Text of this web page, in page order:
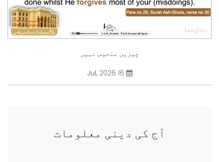
چیزیں منحوس نہیں
آج کی دینی معلومات